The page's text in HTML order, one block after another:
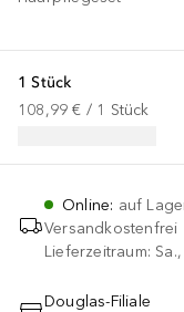
1 Stück
108,99 € / 1 Stück
Online: auf
Versandkostenfrei
Lieferzeitraum:
Douglas-Filiale